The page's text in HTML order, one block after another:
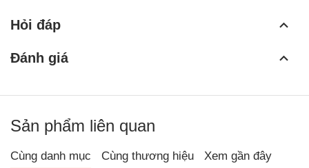
Hỏi đáp
Đánh giá
Sản phẩm liên quan
Cùng danh mục Cùng thương hiệu Xem gần đây